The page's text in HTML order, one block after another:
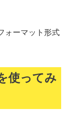
ォーマット形式
使ってみ